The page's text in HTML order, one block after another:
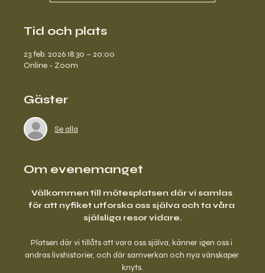
Tid och plats
23 feb. 2026 18:30 – 20:00
Online - Zoom
Gäster
Se alla
Om evenemanget
Välkommen till mötesplatsen där vi samlas
för att nyfiket utforska oss själva och ta våra
själsliga resor vidare.
Platsen där vi tillåts att vara oss själva, känner igen oss i
andras livshistorier, och där samverkan och nya vänskaper
knyts.